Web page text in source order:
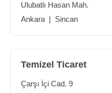
Ulubatlı Hasan Mah.
Ankara | Sincan
Temizel Ticaret
Çarşı İçi Cad. 9